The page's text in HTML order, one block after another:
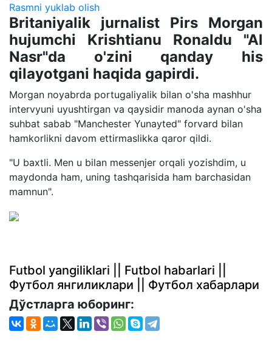
Rasmni yuklab olish
Britaniyalik jurnalist Pirs Morgan
hujumchi Krishtianu Ronaldu "Al
Nasr"da o'zini qanday his
qilayotgani haqida gapirdi.
Morgan noyabrda portugaliyalik bilan o'sha mashhur
intervyuni uyushtirgan va qaysidir manoda aynan o'sha
suhbat sabab "Manchester Yunayted" forvard bilan
hamkorlikni davom ettirmaslikka qaror qildi.
"U baxtli. Men u bilan messenjer orqali yozishdim, u
maydonda ham, uning tashqarisida ham barchasidan
mamnun".
Futbol yangiliklari || Futbol habarlari ||
Футбол янгиликлари || Футбол хабарлари
Дўстларга юборинг: